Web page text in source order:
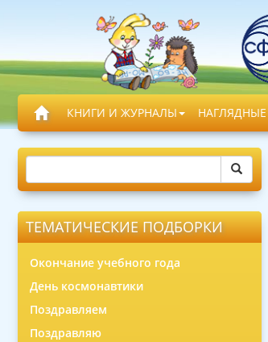
КНИГИ И ЖУРНАЛЫ
ТЕМАТИЧЕСКИЕ ПОДБОРКИ
Окончание учебного года
День космонавтики
Поздравляем
Поздравляю